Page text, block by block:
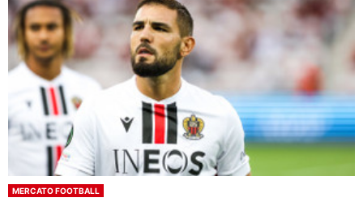
MERCATO FOOTBALL